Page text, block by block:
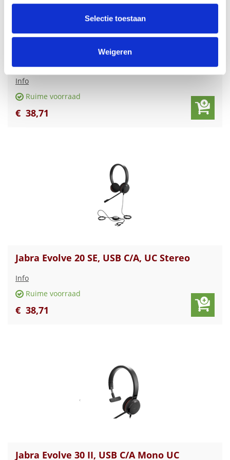
partners voor social media, adverteren en analyse. Deze
partners kunnen deze gegevens combineren met andere
Selectie toestaan
Weigeren
Jabra Evolve 20 SE, USB C/A, MS Stereo
Info
Ruime voorraad
€ 38,71
Jabra Evolve 20 SE, USB C/A, UC Stereo
Info
Ruime voorraad
€ 38,71
Jabra Evolve 30 II, USB C/A Mono UC